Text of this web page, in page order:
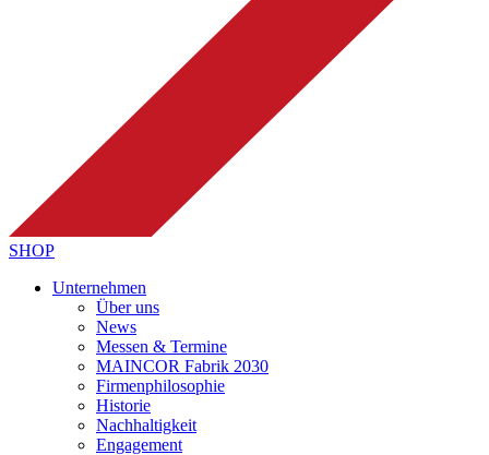
SHOP
Unternehmen
Über uns
News
Messen & Termine
MAINCOR Fabrik 2030
Firmenphilosophie
Historie
Nachhaltigkeit
Engagement